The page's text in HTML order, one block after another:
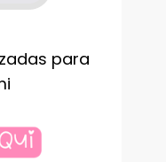
para